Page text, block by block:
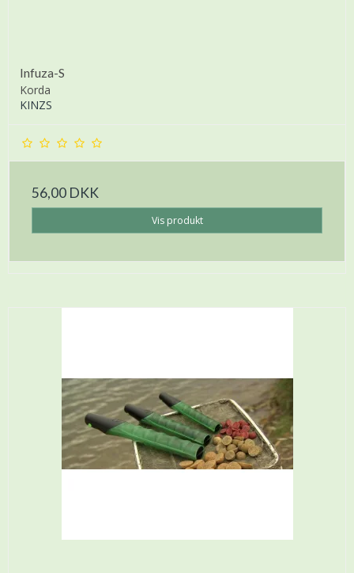
Infuza-S
Korda
KINZS
56,00 DKK
Vis produkt